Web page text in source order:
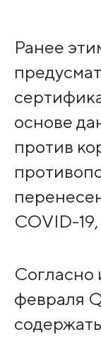
Ранее
основе
против
COVID-
Согласно
февраля